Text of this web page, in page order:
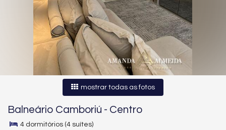
mostrar todas as fotos
Balneário Camboriú - Centro
4 dormitórios (4 suítes)